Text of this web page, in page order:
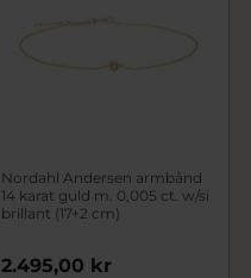
Nordahl Andersen armbånd
14 karat guld m. 0,005 ct. w/si
brillant (17+2 cm)
2.495,00 kr